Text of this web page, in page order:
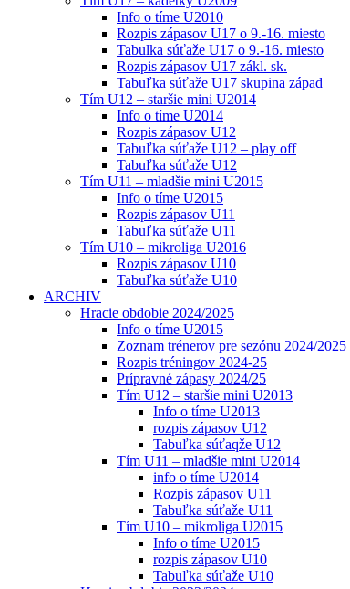
Info o tíme U2010
Rozpis zápasov U17 o 9.-16. miesto
Tabulka súťaže U17 o 9.-16. miesto
Rozpis zápasov U17 zákl. sk.
Tabuľka súťaže U17 skupina západ
Tím U12 – staršie mini U2014
Info o tíme U2014
Rozpis zápasov U12
Tabuľka súťaže U12 – play off
Tabuľka súťaže U12
Tím U11 – mladšie mini U2015
Info o tíme U2015
Rozpis zápasov U11
Tabuľka súťaže U11
Tím U10 – mikroliga U2016
Rozpis zápasov U10
Tabuľka súťaže U10
ARCHIV
Hracie obdobie 2024/2025
Info o tíme U2015
Zoznam trénerov pre sezónu 2024/2025
Rozpis tréningov 2024-25
Prípravné zápasy 2024/25
Tím U12 – staršie mini U2013
Info o tíme U2013
rozpis zápasov U12
Tabuľka súťaqže U12
Tím U11 – mladšie mini U2014
info o tíme U2014
Rozpis zápasov U11
Tabuľka súťaže U11
Tím U10 – mikroliga U2015
Info o tíme U2015
rozpis zápasov U10
Tabuľka súťaže U10